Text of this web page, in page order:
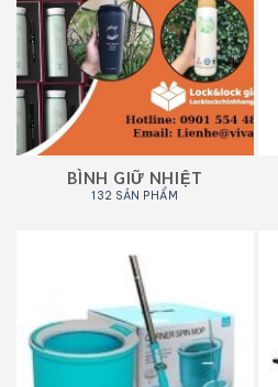
BÌNH GIỮ NHIỆT
132 SẢN PHẨM